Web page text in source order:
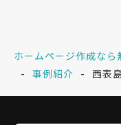
ホームページ作成な
事例紹介
西表